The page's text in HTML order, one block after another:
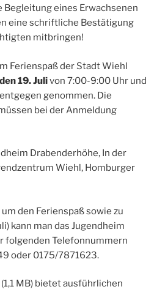
Begleitung eines Erwachsenen
eine schriftliche Bestätigung
mitbringen!
Ferienspaß der Stadt Wiehl
19. Julivon 7:00-9:00 Uhr und
genommen. Die
bei der Anmeldung
Drabenderhöhe, In der
Wiehl, Homburger
den Ferienspaß sowie zu
kann man das Jugendheim
folgenden Telefonnummern
oder 0175/7871623.
(1,1 MB) bietet ausführlichen